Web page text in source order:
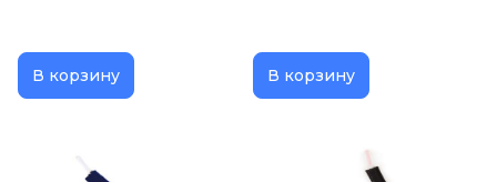
В корзину В корзину